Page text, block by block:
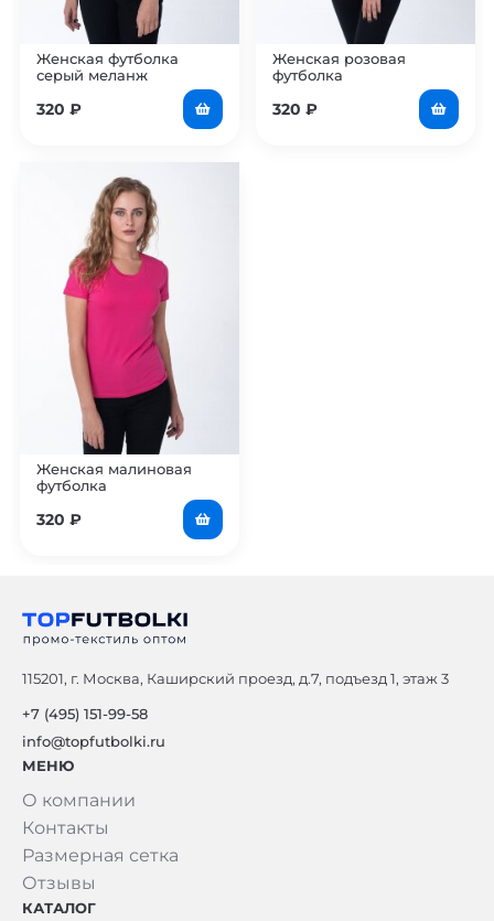
Женская футболка
серый меланж
320 ₽
Женская розовая
футболка
320 ₽
Женская малиновая
футболка
320 ₽
115201, г. Москва, Каширский проезд, д.7, подъезд 1, этаж 3
+7 (495) 151-99-58
info@topfutbolki.ru
МЕНЮ
О компании
Контакты
Размерная сетка
Отзывы
КАТАЛОГ